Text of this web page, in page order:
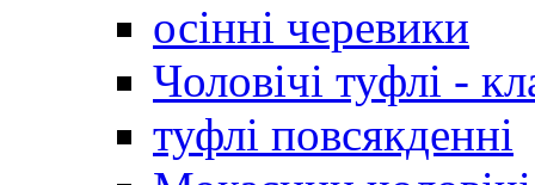
осінні черевики
Чоловічі туфлі -
туфлі повсякденні